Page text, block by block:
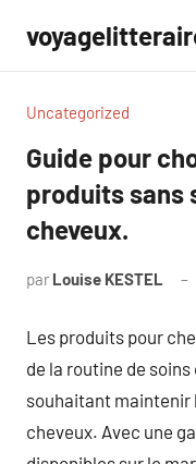
contenu
Uncategorized
Guide pour
produits sans
cheveux.
par Louise KESTEL
Les produits pour
de la routine de
souhaitant maintenir
cheveux. Avec une